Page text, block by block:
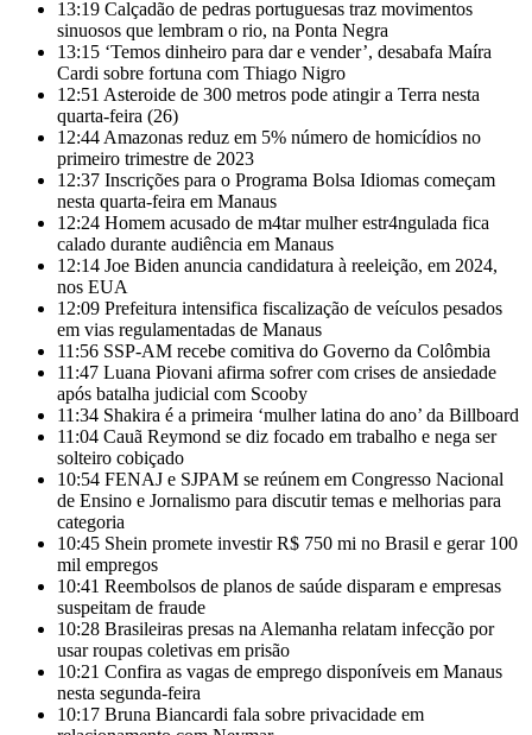
13:19 Calçadão de pedras portuguesas traz movimentos
sinuosos que lembram o rio, na Ponta Negra
13:15 ‘Temos dinheiro para dar e vender’, desabafa Maíra
Cardi sobre fortuna com Thiago Nigro
12:51 Asteroide de 300 metros pode atingir a Terra nesta
quarta-feira (26)
12:44 Amazonas reduz em 5% número de homicídios no
primeiro trimestre de 2023
12:37 Inscrições para o Programa Bolsa Idiomas começam
nesta quarta-feira em Manaus
12:24 Homem acusado de m4tar mulher estr4ngulada fica
calado durante audiência em Manaus
12:14 Joe Biden anuncia candidatura à reeleição, em 2024,
nos EUA
12:09 Prefeitura intensifica fiscalização de veículos pesados
em vias regulamentadas de Manaus
11:56 SSP-AM recebe comitiva do Governo da Colômbia
11:47 Luana Piovani afirma sofrer com crises de ansiedade
após batalha judicial com Scooby
11:34 Shakira é a primeira ‘mulher latina do ano’ da Billboard
11:04 Cauã Reymond se diz focado em trabalho e nega ser
solteiro cobiçado
10:54 FENAJ e SJPAM se reúnem em Congresso Nacional
de Ensino e Jornalismo para discutir temas e melhorias para
categoria
10:45 Shein promete investir R$ 750 mi no Brasil e gerar 100
mil empregos
10:41 Reembolsos de planos de saúde disparam e empresas
suspeitam de fraude
10:28 Brasileiras presas na Alemanha relatam infecção por
usar roupas coletivas em prisão
10:21 Confira as vagas de emprego disponíveis em Manaus
nesta segunda-feira
10:17 Bruna Biancardi fala sobre privacidade em